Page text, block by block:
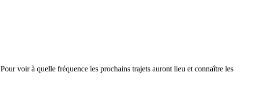
voir à quelle fréquence les prochains trajets auront lieu et connaître les